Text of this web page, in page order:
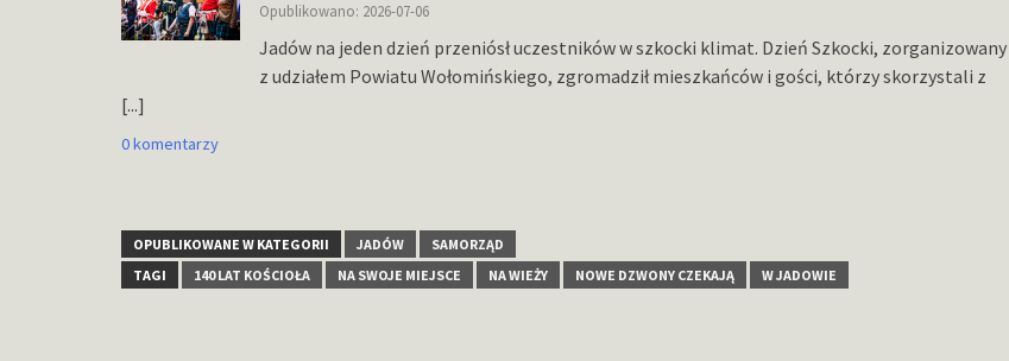
Opublikowano: 2026-07-06
Jadów na jeden dzień przeniósł uczestników w szkocki klimat. Dzień Szkocki, zorganizowany
z udziałem Powiatu Wołomińskiego, zgromadził mieszkańców i gości, którzy skorzystali z
[...]
0 komentarzy
OPUBLIKOWANE W KATEGORII JADÓW
SAMORZĄD
TAGI
140 LAT KOŚCIOŁA NA SWOJE MIEJSCE NA WIEŻY NOWE DZWONY CZEKAJĄ W JADOWIE